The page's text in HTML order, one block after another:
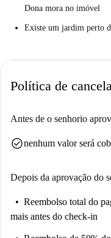
Dona mora no imóvel
Existe um jardim perto
Política de
Antes de o senhorio
check_circlenenhum valor será
Depois da aprovação do
Reembolso total do
mais antes do check-in